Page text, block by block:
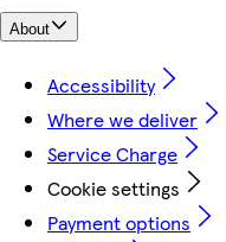
About
Accessibility
Where we deliver
Service Charge
Cookie settings
Payment options